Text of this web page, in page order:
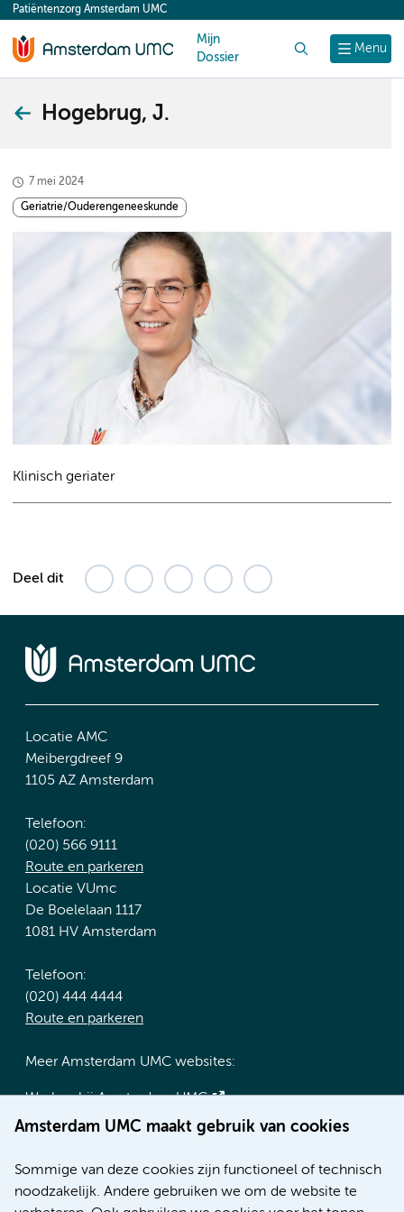
content
Menu
Patiëntenzorg Amsterdam UMC
Mijn
Dossier
Hogebrug, J.
7 mei 2024
Geriatrie/Ouderengeneeskunde
Klinisch geriater
Deel dit
Amsterdam UMC maakt gebruik van cookies
Sommige van deze cookies zijn functioneel of technisch
noodzakelijk. Andere gebruiken we om de website te
Locatie AMC
Meibergdreef 9
1105 AZ Amsterdam
Telefoon:
(020) 566 9111
Route en parkeren
Locatie VUmc
De Boelelaan 1117
1081 HV Amsterdam
Telefoon:
(020) 444 4444
Route en parkeren
Meer Amsterdam UMC websites:
Werken bij Amsterdam UMC
Over Amsterdam UMC
Research
Educatie locatie AMC
Educatie locatie VUmc